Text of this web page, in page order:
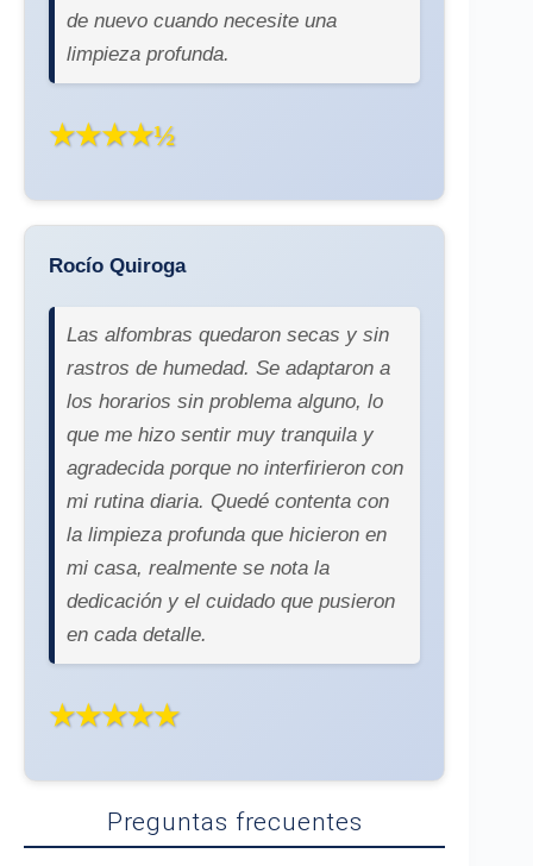
de nuevo cuando necesite una
limpieza profunda.
★★★★½
Rocío Quiroga
Las alfombras quedaron secas y sin
rastros de humedad. Se adaptaron a
los horarios sin problema alguno, lo
que me hizo sentir muy tranquila y
agradecida porque no interfirieron con
mi rutina diaria. Quedé contenta con
la limpieza profunda que hicieron en
mi casa, realmente se nota la
dedicación y el cuidado que pusieron
en cada detalle.
★★★★★
Preguntas frecuentes